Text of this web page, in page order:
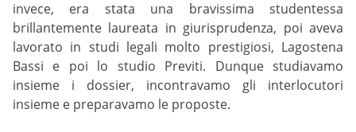
invece, era stata una bravissima studentessa
brillantemente laureata in giurisprudenza, poi aveva
lavorato in studi legali molto prestigiosi, Lagostena
Bassi e poi lo studio Previti. Dunque studiavamo
insieme i dossier, incontravamo gli interlocutori
insieme e preparavamo le proposte.